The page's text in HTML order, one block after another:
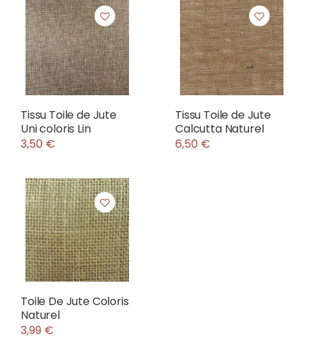
Tissu Toile de Jute
Uni coloris Lin
3,50 €
Tissu Toile de Jute
Calcutta Naturel
6,50 €
Toile De Jute Coloris
Naturel
3,99 €